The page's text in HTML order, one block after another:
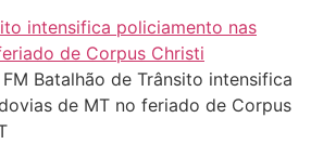
Batalhão de Trânsito intensifica
de MT no feriado de Corpus